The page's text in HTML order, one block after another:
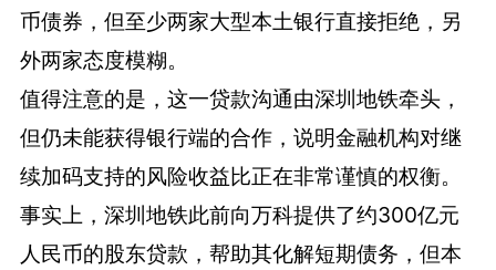
币债券，但至少两家大型本土银行直接拒绝，另
外两家态度模糊。
值得注意的是，这一贷款沟通由深圳地铁牵头，
但仍未能获得银行端的合作，说明金融机构对继
续加码支持的风险收益比正在非常谨慎的权衡。
事实上，深圳地铁此前向万科提供了约300亿元
人民币的股东贷款，帮助其化解短期债务，但本